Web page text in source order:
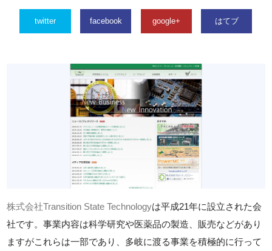
twitter facebook google+ はてブ
株式会社Transition State Technologyは平成21年に設立された会
社です。事業内容は科学研究や医薬品の製造、販売などがあり
ますがこれらは一部であり、多岐に渡る事業を積極的に行って